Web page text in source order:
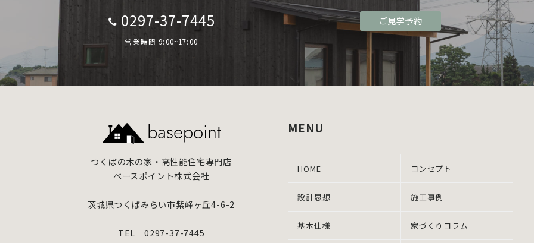
0297-37-7445
営業時間 9:00~17:00
ご見学予約
つくばの木の家・高性能住宅専門店
ベースポイント株式会社
茨城県つくばみらい市紫峰ヶ丘4-6-2
TEL 0297-37-7445
MENU
HOME コンセプト
設計思想 施工事例
基本仕様 家づくりコラム